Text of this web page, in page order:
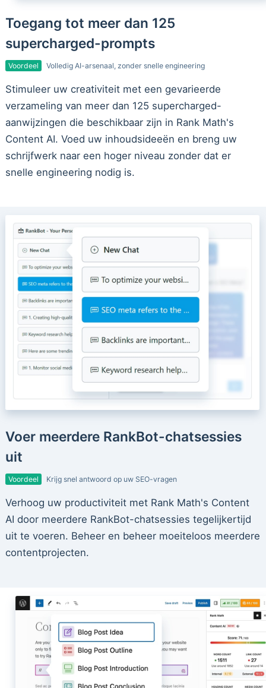
Toegang tot meer dan 125
supercharged-prompts
Voordeel Volledig AI-arsenaal, zonder snelle engineering
Stimuleer uw creativiteit met een gevarieerde
verzameling van meer dan 125 supercharged-
aanwijzingen die beschikbaar zijn in Rank Math's
Content AI. Voed uw inhoudsideeën en breng uw
schrijfwerk naar een hoger niveau zonder dat er
snelle engineering nodig is.
Voer meerdere RankBot-chatsessies
uit
Voordeel Krijg snel antwoord op uw SEO-vragen
Verhoog uw productiviteit met Rank Math's Content
AI door meerdere RankBot-chatsessies tegelijkertijd
uit te voeren. Beheer en beheer moeiteloos meerdere
contentprojecten.